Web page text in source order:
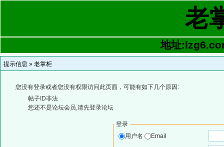
老
地址
提示信息 » 老掌柜
您没有登录或者您没有权限访问此页面，可能有如下几个原因:
帖子ID非法
您还不是论坛会员,请先登录论坛
登录
用户名
Email